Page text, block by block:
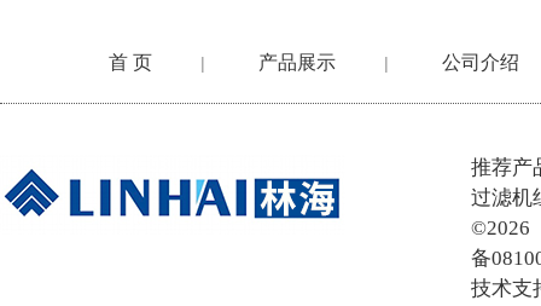
首 页 | 产品展示 | 公司介绍
推荐产
过滤机
©2026
备
技术支